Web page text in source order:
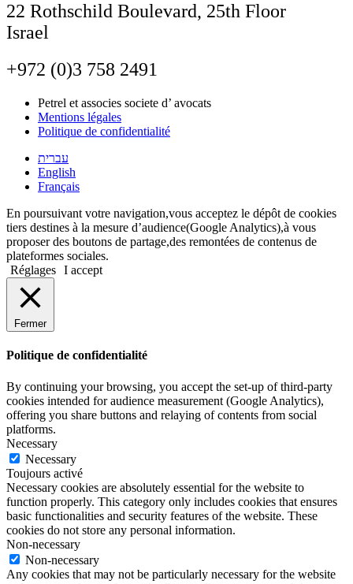
22 Rothschild Boulevard, 25th Floor
Israel
+972 (0)3 758 2491
Petrel et associes societe d’ avocats
Mentions légales
Politique de confidentialité
עברית
English
Français
En poursuivant votre navigation,vous acceptez le dépôt de cookies
tiers destines à la mesure d’audience(Google Analytics),à vous
proposer des boutons de partage,des remontées de contenus de
plateformes sociales.
Réglages I accept
Fermer
Politique de confidentialité
By continuing your browsing, you accept the set-up of third-party
cookies intended for audience measurement (Google Analytics),
offering you share buttons and relaying of contents from social
platforms.
Necessary
Necessary
Toujours activé
Necessary cookies are absolutely essential for the website to
function properly. This category only includes cookies that ensures
basic functionalities and security features of the website. These
cookies do not store any personal information.
Non-necessary
Non-necessary
Any cookies that may not be particularly necessary for the website